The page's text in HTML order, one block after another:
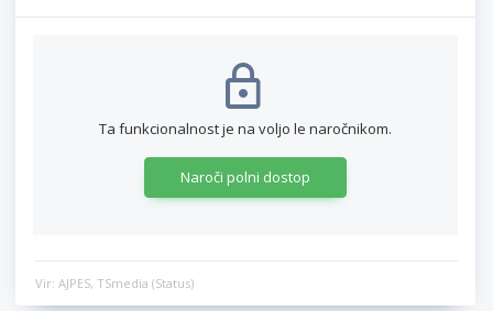
Ta funkcionalnost je na voljo le naročnikom.
Naroči polni dostop
Vir: AJPES, TSmedia (Status)